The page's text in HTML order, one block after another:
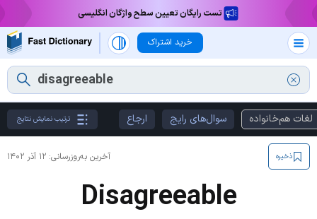
تست رایگان تعیین سطح واژگان انگلیسی
خرید اشتراک
لغات هم‌خانواده سوال‌های رایج ارجاع ترتیب نمایش نتایج
آخرین به‌روزرسانی: ۱۲ آذر ۱۴۰۲ ذخیره
Disagreeable